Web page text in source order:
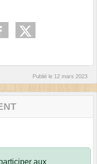
Publié le 12 mars 2023
aux